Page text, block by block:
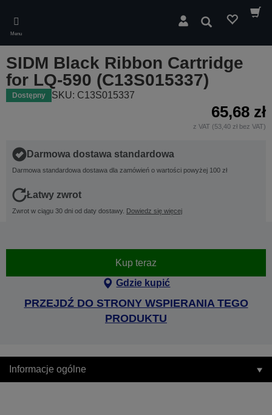
main
content
Menu
Wyszukaj
SIDM Black Ribbon Cartridge
for LQ-590 (C13S015337)
Dostępny SKU: C13S015337
65,68 zł
z VAT (53,40 zł bez VAT)
Darmowa dostawa standardowa
Darmowa standardowa dostawa dla zamówień o wartości powyżej 100 zł
Łatwy zwrot
Zwrot w ciągu 30 dni od daty dostawy. Dowiedz się więcej
Kup teraz
Gdzie kupić
PRZEJDŹ DO STRONY WSPIERANIA TEGO
PRODUKTU
Informacje ogólne